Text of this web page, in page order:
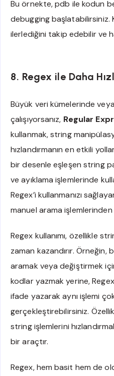
Bu örnekte, pdb ile kodun
debugging başlatabilirsiniz.
ilerlediğini takip edebilir ve
8. Regex ile Daha
Büyük veri kümelerinde
çalışıyorsanız, Regular
kullanmak, string
hızlandırmanın en etkili
bir desenle eşleşen string
ve ayıklama işlemlerinde
Regex’i kullanmanızı
manuel arama
Regex kullanımı, özellikle
zaman kazandırır.
aramak veya değiştirmek
kodlar yazmak yerine,
ifade yazarak aynı işlemi çok
gerçekleştirebilirsiniz.
string işlemlerini
bir araçtır.
Regex, hem basit hem de